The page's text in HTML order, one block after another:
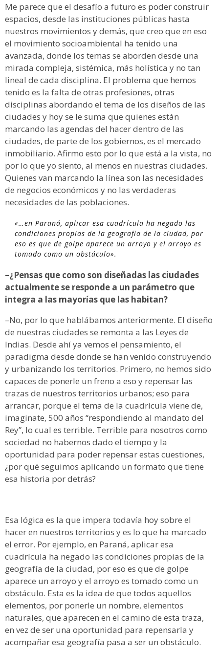
Me parece que el desafío a futuro es poder construir
espacios, desde las instituciones públicas hasta
nuestros movimientos y demás, que creo que en eso
el movimiento socioambiental ha tenido una
avanzada, donde los temas se aborden desde una
mirada compleja, sistémica, más holística y no tan
lineal de cada disciplina. El problema que hemos
tenido es la falta de otras profesiones, otras
disciplinas abordando el tema de los diseños de las
ciudades y hoy se le suma que quienes están
marcando las agendas del hacer dentro de las
ciudades, de parte de los gobiernos, es el mercado
inmobiliario. Afirmo esto por lo que está a la vista, no
por lo que yo siento, al menos en nuestras ciudades.
Quienes van marcando la línea son las necesidades
de negocios económicos y no las verdaderas
necesidades de las poblaciones.
«…en Paraná, aplicar esa cuadrícula ha negado las
condiciones propias de la geografía de la ciudad, por
eso es que de golpe aparece un arroyo y el arroyo es
tomado como un obstáculo».
–¿Pensas que como son diseñadas las ciudades
actualmente se responde a un parámetro que
integra a las mayorías que las habitan?
–No, por lo que hablábamos anteriormente. El diseño
de nuestras ciudades se remonta a las Leyes de
Indias. Desde ahí ya vemos el pensamiento, el
paradigma desde donde se han venido construyendo
y urbanizando los territorios. Primero, no hemos sido
capaces de ponerle un freno a eso y repensar las
trazas de nuestros territorios urbanos; eso para
arrancar, porque el tema de la cuadrícula viene de,
imaginate, 500 años “respondiendo al mandato del
Rey”, lo cual es terrible. Terrible para nosotros como
sociedad no habernos dado el tiempo y la
oportunidad para poder repensar estas cuestiones,
¿por qué seguimos aplicando un formato que tiene
esa historia por detrás?
Esa lógica es la que impera todavía hoy sobre el
hacer en nuestros territorios y es lo que ha marcado
el error. Por ejemplo, en Paraná, aplicar esa
cuadrícula ha negado las condiciones propias de la
geografía de la ciudad, por eso es que de golpe
aparece un arroyo y el arroyo es tomado como un
obstáculo. Esta es la idea de que todos aquellos
elementos, por ponerle un nombre, elementos
naturales, que aparecen en el camino de esta traza,
en vez de ser una oportunidad para repensarla y
acompañar esa geografía pasa a ser un obstáculo.